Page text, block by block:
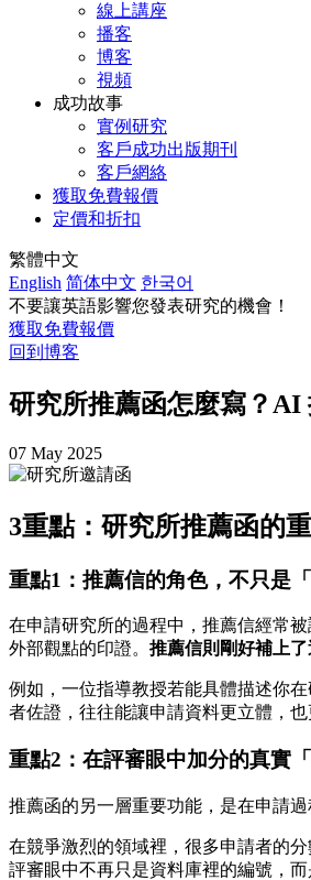
線上講座
播客
博客
視頻
成功故事
實例研究
客戶成功出版期刊
客戶網絡
獲取免費報價
定價和折扣
繁體中文
English 简体中文 한국어
不要讓英語影響您發表研究的機會！
獲取免費報價
回到博客
研究所推薦函怎麼寫？AI
07 May 2025
3重點：研究所推薦函的
重點1：推薦信的角色，不只是「
在申請研究所的過程中，推薦信經常
外部觀點的印證。 推薦信則剛好補上
例如，一位指導教授若能具體描述你
者佐證，往往能讓申請資料更立體，也
重點2：在評審眼中加分的真實「
推薦函的另一層重要功能，是在申請
在競爭激烈的領域裡，很多申請者的
評審眼中不再只是資料庫裡的編號，